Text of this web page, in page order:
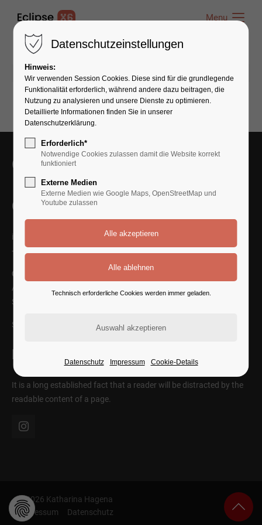
Menu
Get in Touch With Us
Contact Us
info@yourmail.com
+01 444 888 424
Cybersteel Inc.
Address: 376-293 City Road, Suite 600
San Francisco, CA 94102
SEE ON MAP
Follow Us
It is a long established fact that a reader will be distracted by the
readable content of a page.
© 2026 Katharina Hagena
Impressum
Datenschutz
Datenschutzeinstellungen
Hinweis:
Wir verwenden Session Cookies. Diese sind für die grundlegende
Funktionalität erforderlich, während andere dazu beitragen, die
Nutzung zu analysieren und unsere Dienste zu optimieren.
Detaillierte Informationen finden Sie in unserer
Datenschutzerklärung.
Erforderlich*
Notwendige Cookies zulassen damit die Website korrekt
funktioniert
Externe Medien
Externe Medien wie Google Maps, OpenStreetMap und
Youtube zulassen
Technisch erforderliche Cookies werden immer geladen.
Datenschutz Impressum Cookie-Details
Menu